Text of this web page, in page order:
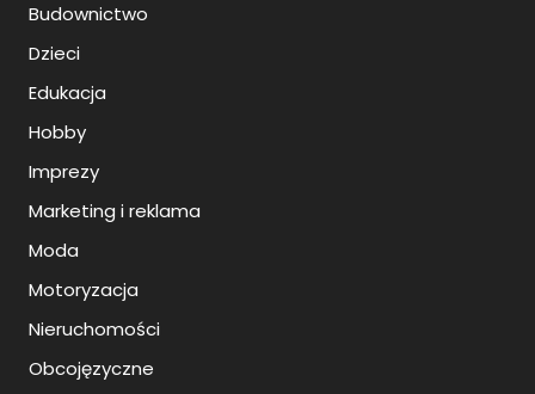
Budownictwo
Dzieci
Edukacja
Hobby
Imprezy
Marketing i reklama
Moda
Motoryzacja
Nieruchomości
Obcojęzyczne